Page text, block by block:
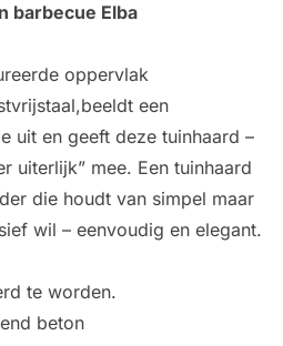
barbecue Elba
oppervlak
een
uit en geeft deze tuinhaard –
uiterlijk” mee. Een tuinhaard
die houdt van simpel maar
wil – eenvoudig en elegant.
te worden.
beton